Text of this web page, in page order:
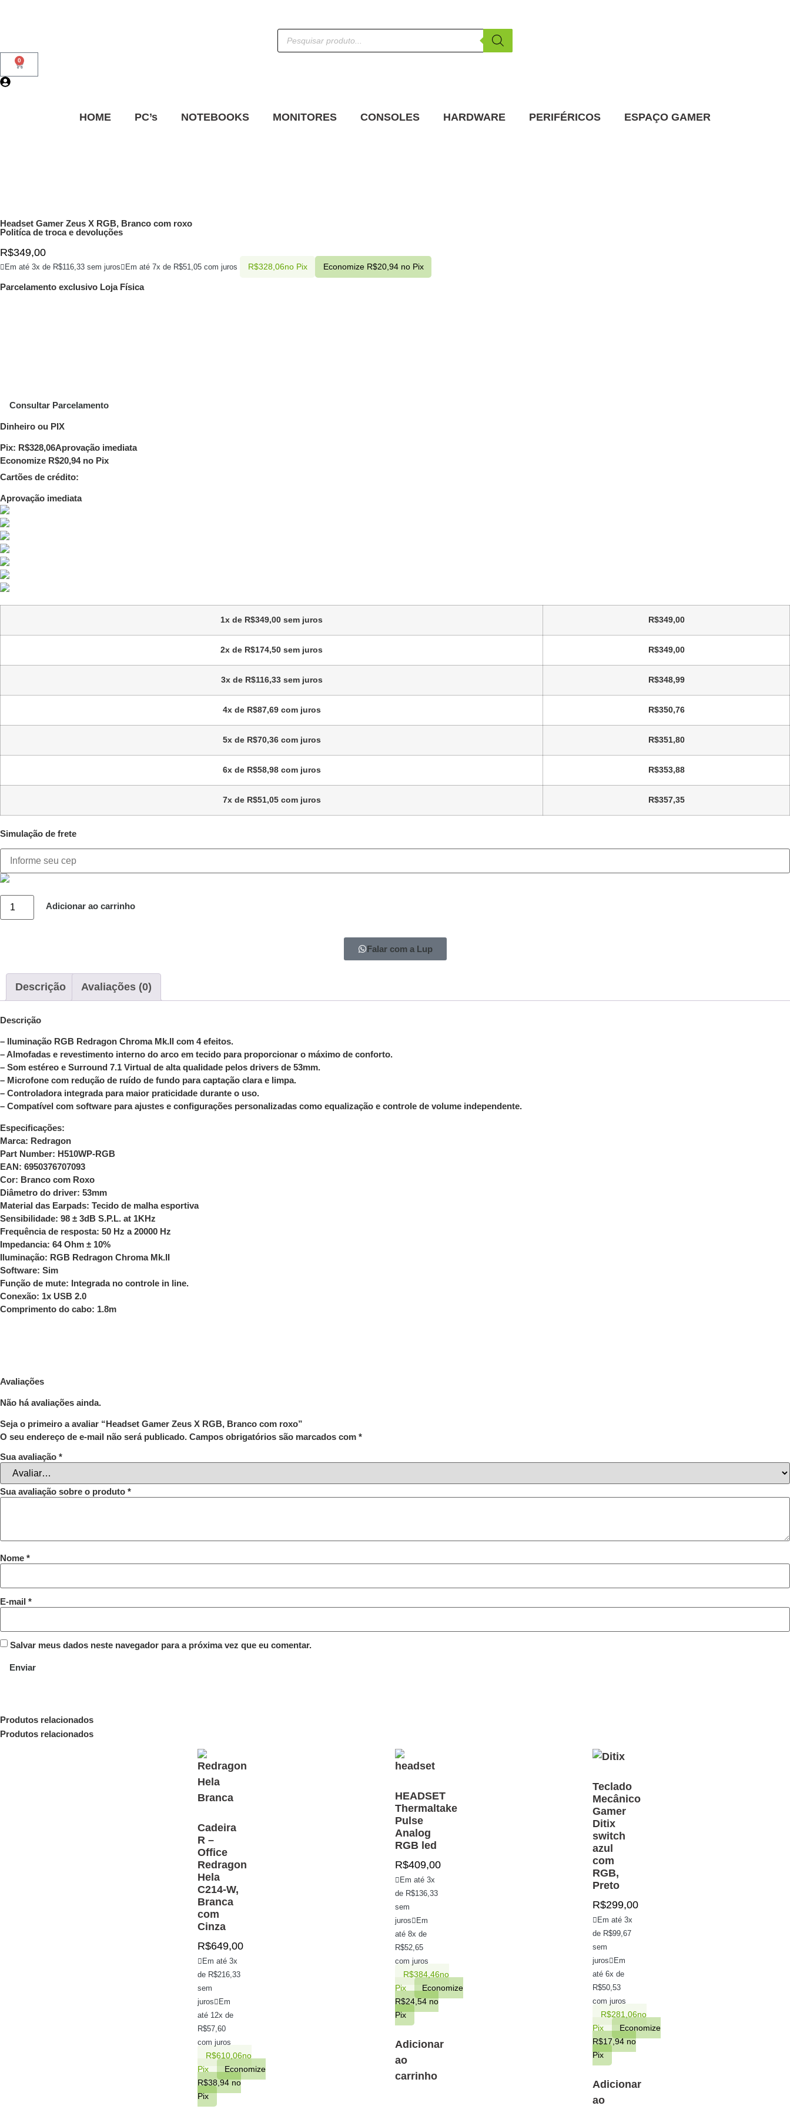
0
HOME PC’s NOTEBOOKS MONITORES CONSOLES HARDWARE PERIFÉRICOS ESPAÇO GAMER
Headset Gamer Zeus X RGB, Branco com roxo
Politíca de troca e devoluções
R$349,00
Em até 3x de R$116,33 sem juros Em até 7x de R$51,05 com juros R$328,06no Pix Economize R$20,94no Pix
Parcelamento exclusivo Loja Física
Consultar Parcelamento
Dinheiro ou PIX
Pix: R$328,06Aprovação imediata
Economize R$20,94no Pix
Cartões de crédito:
Aprovação imediata
1x de R$349,00 sem juros R$349,00
2x de R$174,50 sem juros R$349,00
3x de R$116,33sem juros R$348,99
4x de R$87,69com juros R$350,76
5x de R$70,36com juros R$351,80
6x de R$58,98com juros R$353,88
7x de R$51,05com juros R$357,35
Simulação de frete
Adicionar ao carrinho
Falar com a Lup
Descrição Avaliações (0)
Descrição
– Iluminação RGB Redragon Chroma Mk.II com 4 efeitos.
– Almofadas e revestimento interno do arco em tecido para proporcionar o máximo de conforto.
– Som estéreo e Surround 7.1 Virtual de alta qualidade pelos drivers de 53mm.
– Microfone com redução de ruído de fundo para captação clara e limpa.
– Controladora integrada para maior praticidade durante o uso.
– Compatível com software para ajustes e configurações personalizadas como equalização e controle de volume independente.
Especificações:
Marca: Redragon
Part Number: H510WP-RGB
EAN: 6950376707093
Cor: Branco com Roxo
Diâmetro do driver: 53mm
Material das Earpads: Tecido de malha esportiva
Sensibilidade: 98 ± 3dB S.P.L. at 1KHz
Frequência de resposta: 50 Hz a 20000 Hz
Impedancia: 64 Ohm ± 10%
Iluminação: RGB Redragon Chroma Mk.II
Software: Sim
Função de mute: Integrada no controle in line.
Conexão: 1x USB 2.0
Comprimento do cabo: 1.8m
Avaliações
Não há avaliações ainda.
Seja o primeiro a avaliar “Headset Gamer Zeus X RGB, Branco com roxo”
O seu endereço de e-mail não será publicado. Campos obrigatórios são marcados com *
Sua avaliação *
Sua avaliação sobre o produto *
Nome *
E-mail *
Salvar meus dados neste navegador para a próxima vez que eu comentar.
Produtos relacionados
Produtos relacionados
Cadeira
R –
Office
Redragon
Hela
C214-W,
Branca
com
Cinza
R$649,00
Em até 3x
de R$216,33
sem
juros
Em
até 12x de
R$57,60
com juros
R$610,06no
Pix
Economize
R$38,94no
Pix
HEADSET
Thermaltake
Pulse
Analog
RGB led
R$409,00
Em até 3x
de R$136,33
sem
juros
Em
até 8x de
R$52,65
com juros
R$384,46no
Pix
Economize
R$24,54no
Pix
Adicionar
ao
carrinho
Teclado
Mecânico
Gamer
Ditix
switch
azul
com
RGB,
Preto
R$299,00
Em até 3x
de R$99,67
sem
juros
Em
até 6x de
R$50,53
com juros
R$281,06no
Pix
Economize
R$17,94no
Pix
Adicionar
ao